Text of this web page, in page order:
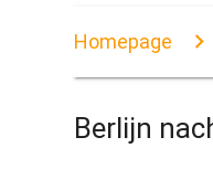
Homepage
Berlijn